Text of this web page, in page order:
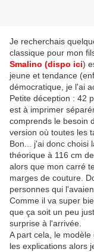
Je recherchais
classique pour mon
Smalino (dispo ici)
jeune et tendance
démocratique, je l'ai
Petite déception : 42
est à imprimer
comprends le besoin
version où toutes les
Bon... j'ai donc choisi
théorique à 116 cm
alors que mon carré
marges de couture.
personnes qui
Comme il va super
que ça soit un peu
surprise à l'arrivée.
A part cela, le
les explications alors